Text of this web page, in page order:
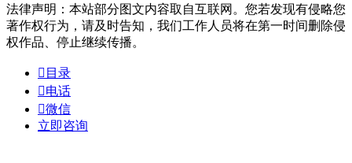
法律声明：本站部分图文内容取自互联网。您若发现有侵略您
著作权行为，请及时告知，我们工作人员将在第一时间删除侵
权作品、停止继续传播。
 目录
电话
微信
立即咨询